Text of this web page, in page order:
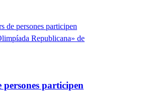
persones participen